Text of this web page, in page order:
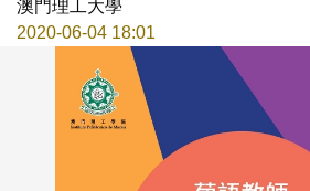
澳門理工大學
2020-06-04 18:01